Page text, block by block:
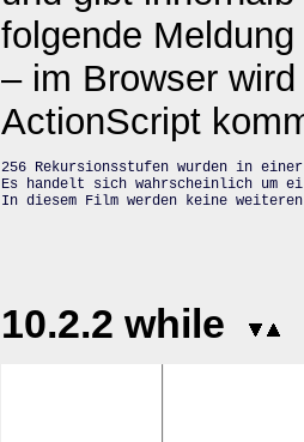
folgende
– im Browser
ActionScript
256 Rekursionsstufen wurden in
Es handelt sich wahrscheinlich um
In diesem Film werden keine
10.2.2 while